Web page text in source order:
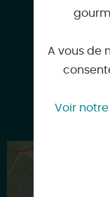
A vous de
Voir